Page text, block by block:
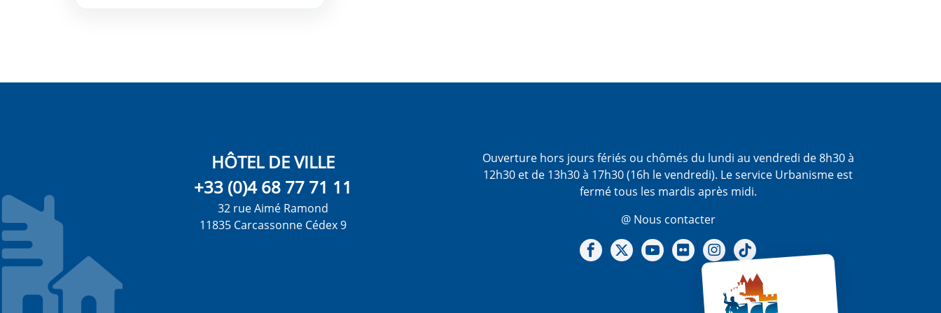
HÔTEL DE VILLE
+33 (0)4 68 77 71 11
32 rue Aimé Ramond
11835 Carcassonne Cédex 9
Ouverture hors jours fériés ou chômés du lundi au vendredi de 8h30 à
12h30 et de 13h30 à 17h30 (16h le vendredi). Le service Urbanisme est
fermé tous les mardis après midi.
@ Nous contacter
Notre Facebook
Notre X - (twitter)
Notre chaine Youtube
Notre Gallerie sur Flickr
Notre Instagram